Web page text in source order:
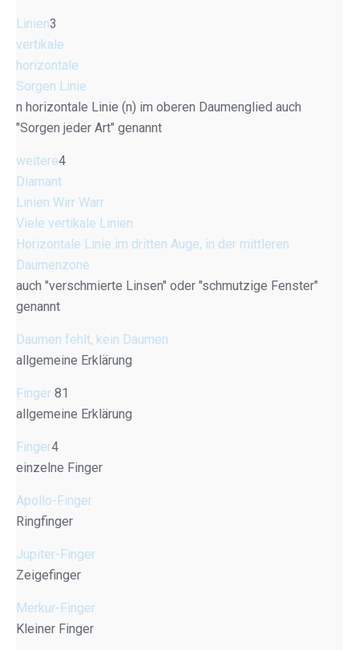
Linien3
vertikale
horizontale
Sorgen Linie
n horizontale Linie (n) im oberen Daumenglied auch
"Sorgen jeder Art" genannt
weitere4
Diamant
Linien Wirr Warr
Viele vertikale Linien
Horizontale Linie im dritten Auge, in der mittleren
Daumenzone
auch "verschmierte Linsen" oder "schmutzige Fenster"
genannt
Daumen fehlt, kein Daumen
allgemeine Erklärung
Finger 81
allgemeine Erklärung
Finger4
einzelne Finger
Apollo-Finger
Ringfinger
Jupiter-Finger
Zeigefinger
Merkur-Finger
Kleiner Finger